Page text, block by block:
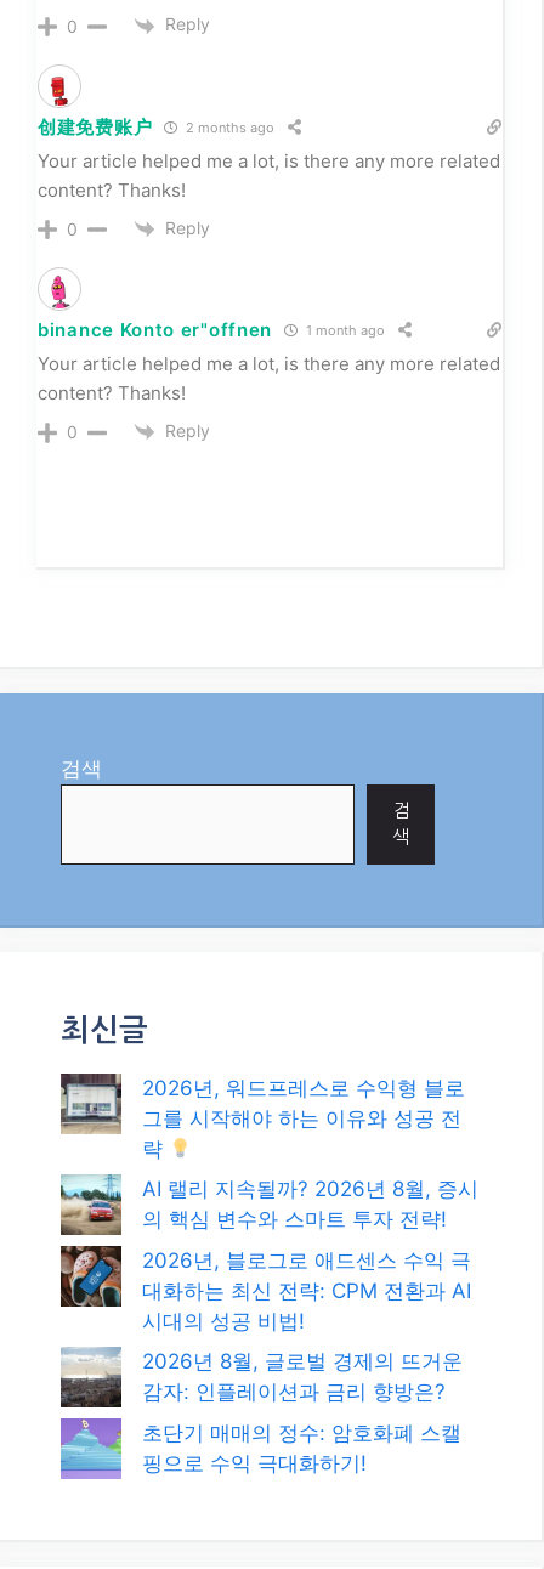
0 Reply
创建免费账户 2 months ago
Your article helped me a lot, is there any more related
content? Thanks!
0 Reply
binance Konto er"offnen 1 month ago
Your article helped me a lot, is there any more related
content? Thanks!
0 Reply
검색
검
색
최신글
2026년, 워드프레스로 수익형 블로
그를 시작해야 하는 이유와 성공 전
략
AI 랠리 지속될까? 2026년 8월, 증시
의 핵심 변수와 스마트 투자 전략!
2026년, 블로그로 애드센스 수익 극
대화하는 최신 전략: CPM 전환과 AI
시대의 성공 비법!
2026년 8월, 글로벌 경제의 뜨거운
감자: 인플레이션과 금리 향방은?
초단기 매매의 정수: 암호화폐 스캘
핑으로 수익 극대화하기!